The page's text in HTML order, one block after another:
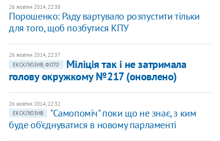
26 жовтня 2014, 22:38
Порошенко: Раду вартувало розпустити тільки
для того, щоб позбутися КПУ
26 жовтня 2014, 22:37
ЕКСКЛЮЗИВ, ФОТО
Міліція так і не затримала
голову окружкому №217 (оновлено)
26 жовтня 2014, 22:32
ЕКСКЛЮЗИВ
"Самопоміч" поки що не знає, з ким
буде об'єднуватися в новому парламенті